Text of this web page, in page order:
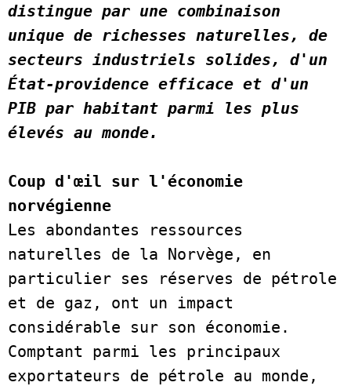
distingue par une combinaison
unique de richesses naturelles, de
secteurs industriels solides, d'un
État-providence efficace et d'un
PIB par habitant parmi les plus
élevés au monde.
Coup d'œil sur l'économie
norvégienne
Les abondantes ressources
naturelles de la Norvège, en
particulier ses réserves de pétrole
et de gaz, ont un impact
considérable sur son économie.
Comptant parmi les principaux
exportateurs de pétrole au monde,